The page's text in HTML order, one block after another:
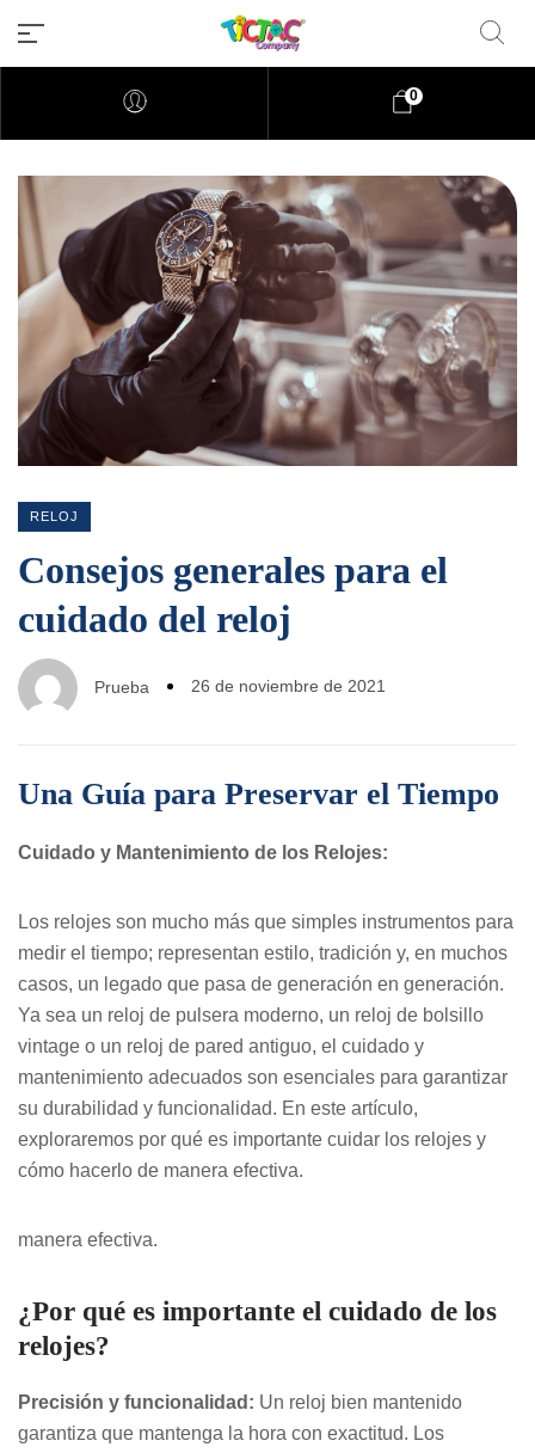
0
RELOJ
Consejos generales para el
cuidado del reloj
Prueba 26 de noviembre de 2021
Una Guía para Preservar el Tiempo
Cuidado y Mantenimiento de los Relojes:
Los relojes son mucho más que simples instrumentos para
medir el tiempo; representan estilo, tradición y, en muchos
casos, un legado que pasa de generación en generación.
Ya sea un reloj de pulsera moderno, un reloj de bolsillo
vintage o un reloj de pared antiguo, el cuidado y
mantenimiento adecuados son esenciales para garantizar
su durabilidad y funcionalidad. En este artículo,
exploraremos por qué es importante cuidar los relojes y
cómo hacerlo de manera efectiva.
manera efectiva.
¿Por qué es importante el cuidado de los
relojes?
Precisión y funcionalidad: Un reloj bien mantenido
garantiza que mantenga la hora con exactitud. Los